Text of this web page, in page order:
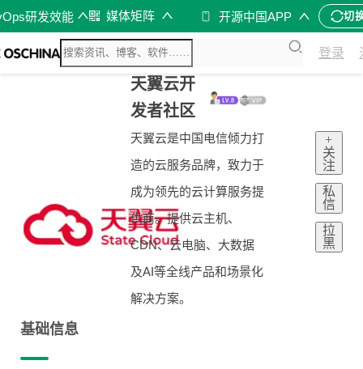
研发效能 媒体矩阵 开源中国APP 切
登录
天翼云开
发者社区
天翼云是中国电信倾力打
造的云服务品牌，致力于
成为领先的云计算服务提
供商。提供云主机、
CDN、云电脑、大数据
及AI等全线产品和场景化
解决方案。
+
关
注
私
信
拉
黑
基础信息